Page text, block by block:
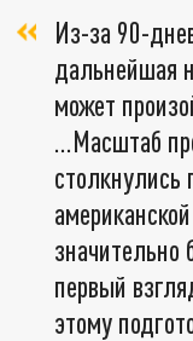
Из-за 90-
дальнейшая
может
…Масштаб
столкнулись
значительно
первый
этому